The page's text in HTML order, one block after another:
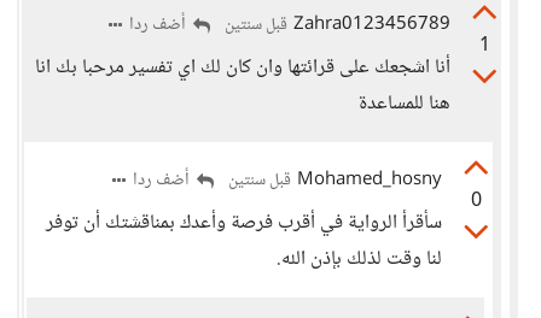
1
Zahra0123456789 قبل سنتين أضف ردا
أنا اشجعك على قرائتها وان كان لك اي تفسير مرحبا بك انا
هنا للمساعدة
0
Mohamed_hosny قبل سنتين أضف ردا
سأقرأ الرواية في أقرب فرصة وأعدك بمناقشتك أن توفر
لنا وقت لذلك بإذن الله.